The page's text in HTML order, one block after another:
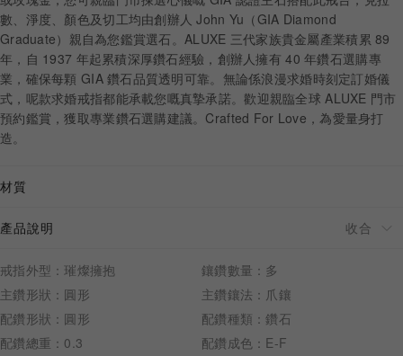
婚禮護照
線上購物
預約來店
數、淨度、顏色及切工均由創辦人 John Yu（GIA Diamond
Graduate）親自為您鑑賞選石。ALUXE 三代家族貴金屬產業積累 89
年，自 1937 年起累積深厚鑽石經驗，創辦人擁有 40 年鑽石選購專
業，確保每顆 GIA 鑽石品質透明可靠。無論係浪漫求婚時刻定訂婚儀
式，呢款求婚戒指都能承載您嘅真摯承諾。歡迎親臨全球 ALUXE 門市
預約鑑賞，獲取專業鑽石選購建議。Crafted For Love，為愛量身打
造。
材質
產品說明
戒指外型：璀燦擁抱
鑲鑽數量：多
主鑽形狀：圓形
主鑽鑲法：爪鑲
配鑽形狀：圓形
配鑽種類：鑽石
配鑽總重：0.3
配鑽成色：E-F